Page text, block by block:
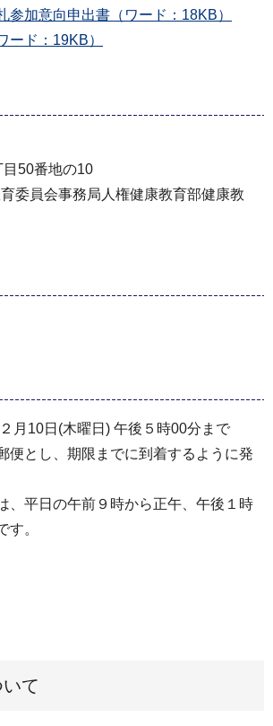
参加意向申出書（ワード：18KB）
ード：19KB）
50番地の10
委員会事務局人権健康教育部健康教
月10日(木曜日) 午後５時00分まで
便とし、期限までに到着するように発
、平日の午前９時から正午、午後１時
す。
て